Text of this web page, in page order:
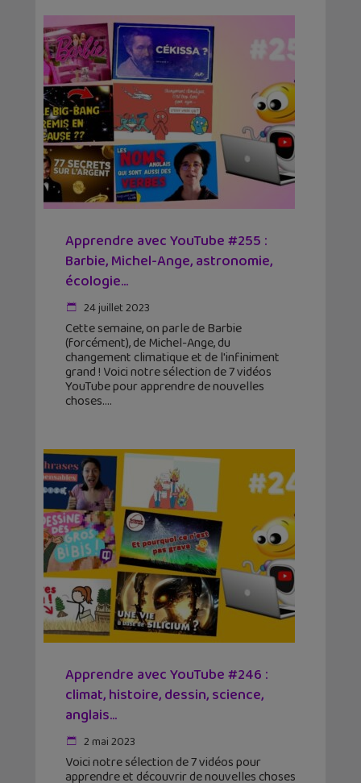
Apprendre avec YouTube #255 :
Barbie, Michel-Ange, astronomie,
écologie…
24 juillet 2023
Cette semaine, on parle de Barbie
(forcément), de Michel-Ange, du
changement climatique et de l'infiniment
grand ! Voici notre sélection de 7 vidéos
YouTube pour apprendre de nouvelles
choses.
Apprendre avec YouTube #246 :
climat, histoire, dessin, science,
anglais…
2 mai 2023
Voici notre sélection de 7 vidéos pour
apprendre et découvrir de nouvelles choses